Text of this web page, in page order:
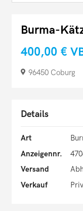
Burma-
400,00 €
96450 Coburg
Details
Art
Anzeigennr.
Versand
Verkauf